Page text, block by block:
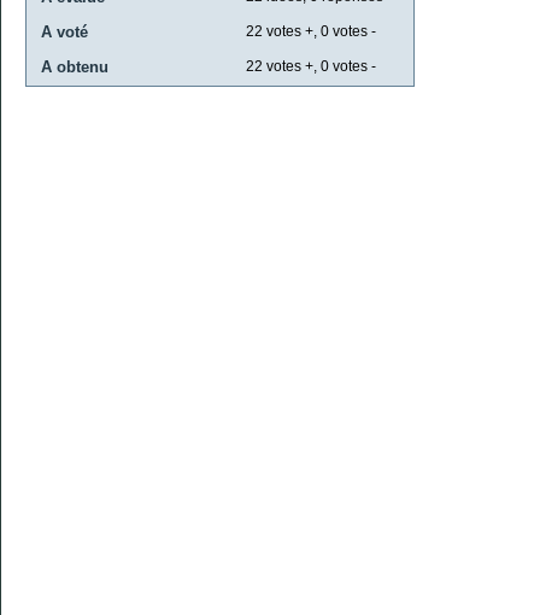
A voté 22 votes +, 0 votes -
A obtenu 22 votes +, 0 votes -